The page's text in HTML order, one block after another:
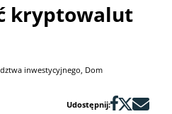
kryptowalut
inwestycyjnego, Dom
Udostępnij: